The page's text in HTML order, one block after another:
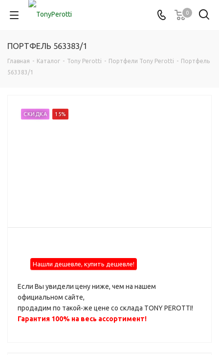
0
ПОРТФЕЛЬ 563383/1
Главная - Каталог - Tony Perotti - Портфели Tony Perotti - Портфель
563383/1
СКИДКА 15%
Нашли дешевле, купить дешевле!
Если Вы увидели цену ниже, чем на нашем
официальном сайте,
продадим по такой-же цене со склада TONY PEROTTI!
Гарантия 100% на весь ассортимент!